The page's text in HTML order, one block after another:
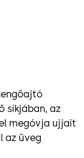
síkjában, az
megóvja ujjait
az üveg